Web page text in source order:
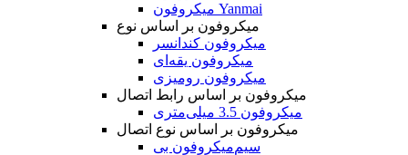
میکروفون Yanmai
میکروفون بر اساس نوع
میکروفون کندانسر
میکروفون یقه‌ای
میکروفون رومیزی
میکروفون بر اساس رابط اتصال
میکروفون 3.5 میلی‌متری
میکروفون بر اساس نوع اتصال
میکروفون بی‌‎سیم